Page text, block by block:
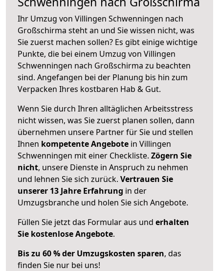
Ihr Umzug von Villingen Schwenningen nach
Großschirma steht an und Sie wissen nicht, was
Sie zuerst machen sollen? Es gibt einige wichtige
Punkte, die bei einem Umzug von Villingen
Schwenningen nach Großschirma zu beachten
sind. Angefangen bei der Planung bis hin zum
Verpacken Ihres kostbaren Hab & Gut.
Wenn Sie durch Ihren alltäglichen Arbeitsstress
nicht wissen, was Sie zuerst planen sollen, dann
übernehmen unsere Partner für Sie und stellen
Ihnen kompetente Angebote in Villingen
Schwenningen mit einer Checkliste. Zögern Sie
nicht, unsere Dienste in Anspruch zu nehmen
und lehnen Sie sich zurück. Vertrauen Sie
unserer 13 Jahre Erfahrung in der
Umzugsbranche und holen Sie sich Angebote.
Füllen Sie jetzt das Formular aus und erhalten
Sie kostenlose Angebote.
Bis zu 60 % der Umzugskosten sparen, das
finden Sie nur bei uns!